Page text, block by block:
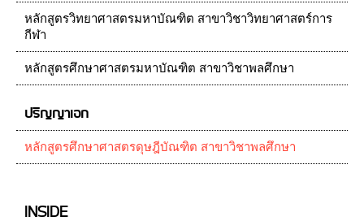
หลักสูตรวิทยาศาสตรมหาบัณฑิต สาขาวิชาวิทยาศาสตร์การ
กีฬา
หลักสูตรศึกษาศาสตรมหาบัณฑิต สาขาวิชาพลศึกษา
ปริญญาเอก
หลักสูตรศึกษาศาสตรดุษฎีบัณฑิต สาขาวิชาพลศึกษา
INSIDE